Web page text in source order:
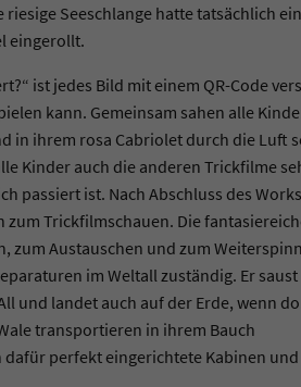
Seeschlange hatte tatsächlich
eingerollt.
ist jedes Bild mit einem QR-Code
kann. Gemeinsam sahen alle
in ihrem rosa Cabriolet durch die Luft
Kinder auch die anderen Trickfilme
passiert ist. Nach Abschluss des
Trickfilmschauen. Die
zum Austauschen und zum
im Weltall zuständig. Er saust
und landet auch auf der Erde, wenn
transportieren in ihrem Bauch
dafür perfekt eingerichtete Kabinen